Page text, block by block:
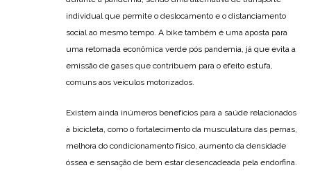
individual que permite o deslocamento e o distanciamento
social ao mesmo tempo. A bike também é uma aposta para
uma retomada econômica verde pós pandemia, já que evita a
emissão de gases que contribuem para o efeito estufa,
comuns aos veículos motorizados.
Existem ainda inúmeros benefícios para a saúde relacionados
à bicicleta, como o fortalecimento da musculatura das pernas,
melhora do condicionamento físico, aumento da densidade
óssea e sensação de bem estar desencadeada pela endorfina.